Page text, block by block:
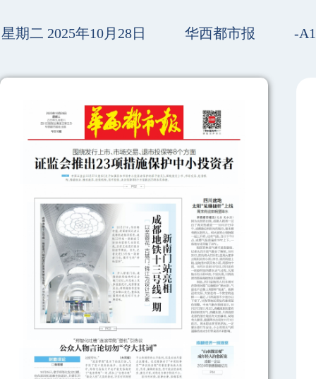
星期二 2025年10月28日 华西都市报 -